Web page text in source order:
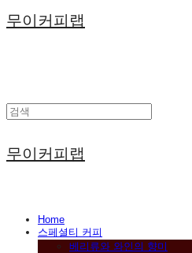
무이커피랩
무이커피랩
Home
스페셜티 커피
베리류와 와인의 향미